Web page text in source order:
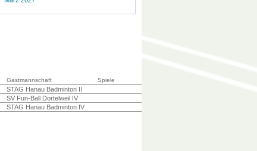
Gastmannschaft Spiele
STAG Hanau Badminton II
SV Fun-Ball Dortelweil IV
STAG Hanau Badminton IV